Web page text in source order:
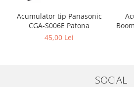
Acumulator tip Panasonic
CGA-S006E Patona
45,00 Lei
SOCIAL